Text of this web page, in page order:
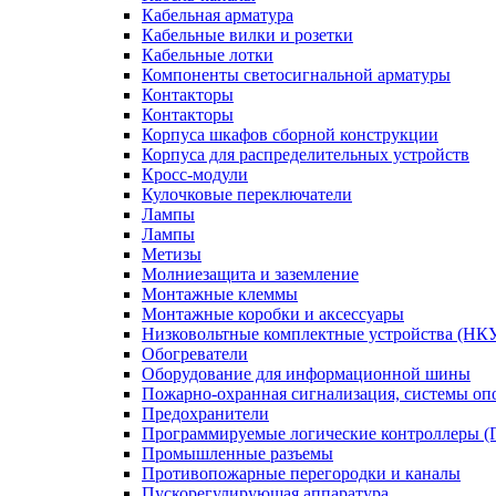
Кабельная арматура
Кабельные вилки и розетки
Кабельные лотки
Компоненты светосигнальной арматуры
Контакторы
Контакторы
Корпуса шкафов сборной конструкции
Корпуса для распределительных устройств
Кросс-модули
Кулочковые переключатели
Лампы
Лампы
Метизы
Молниезащита и заземление
Монтажные клеммы
Монтажные коробки и аксессуары
Низковольтные комплектные устройства
Обогреватели
Оборудование для информационной шины
Пожарно-охранная сигнализация, системы
Предохранители
Программируемые логические контроллеры
Промышленные разъемы
Противопожарные перегородки и каналы